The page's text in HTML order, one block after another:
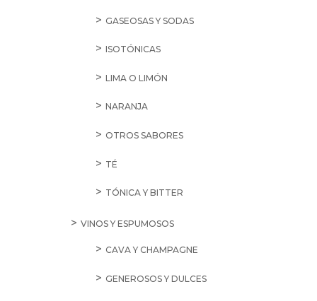
GASEOSAS Y SODAS
ISOTÓNICAS
LIMA O LIMÓN
NARANJA
OTROS SABORES
TÉ
TÓNICA Y BITTER
VINOS Y ESPUMOSOS
CAVA Y CHAMPAGNE
GENEROSOS Y DULCES